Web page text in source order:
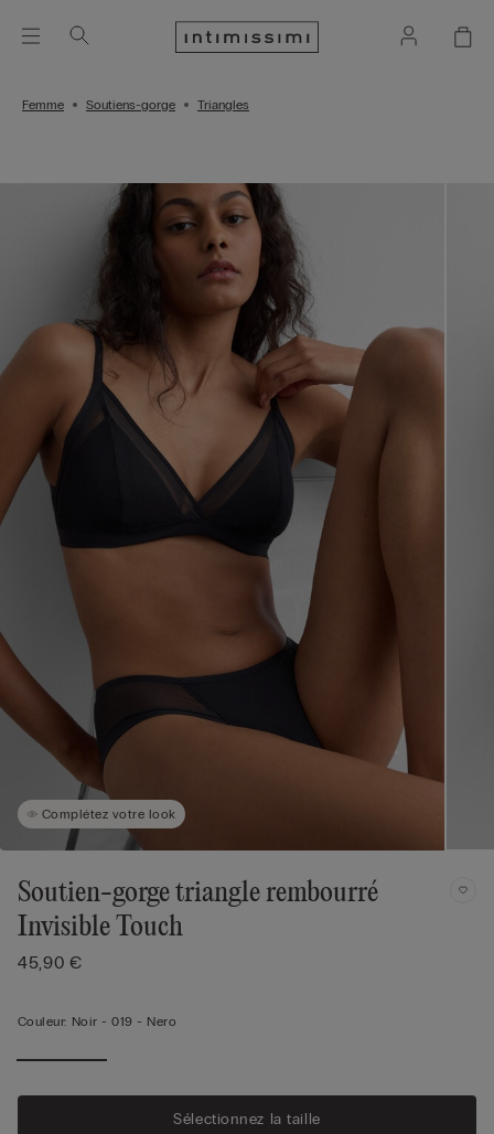
Femme Soutiens-gorge Triangles
Complétez votre look
Soutien-gorge triangle rembourré
Invisible Touch
45,90 €
Couleur: Noir -019 - Nero
Sélectionnez la taille